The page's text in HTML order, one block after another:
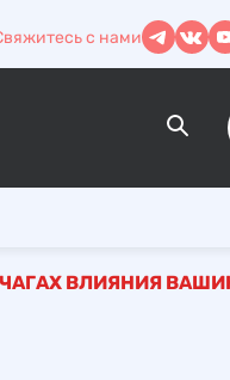
с нами
ВЛИЯНИЯ